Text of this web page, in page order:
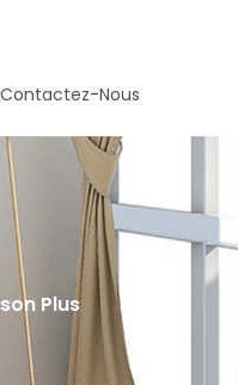
Contactez-Nous
Plus